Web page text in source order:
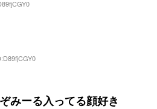
みーる入ってる顔好き